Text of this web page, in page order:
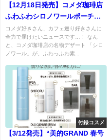
【12月18日発売】コメダ珈琲店
ふわふわシロノワールポーチ
BOOKは買い？迷ってる人向け
レビュー♪
コメダ好きさん、カフェ巡り好きさんに
全力で届けたいニュースです…！ なん
と、コメダ珈琲店の名物デザート 「シロ
ノワール」が、ふわっふわ素...
付録コスメ
【3/12発売】“美的GRAND 春号